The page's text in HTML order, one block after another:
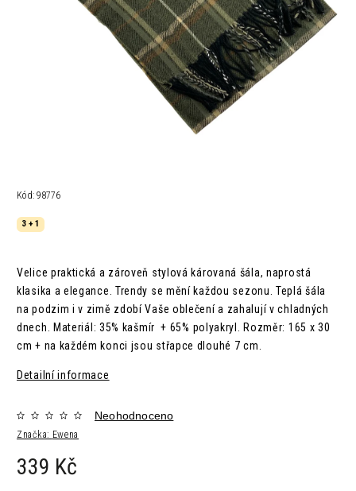
Kód: 98776
3 + 1
Velice praktická a zároveň stylová károvaná šála, naprostá
klasika a elegance. Trendy se mění každou sezonu. Teplá šála
na podzim i v zimě zdobí Vaše oblečení a zahalují v chladných
dnech.
Materiál: 35% kašmír + 65% polyakryl.
Rozměr: 165 x 30
cm + na každém konci jsou střapce dlouhé 7 cm.
Detailní informace
Značka: Ewena
Neohodnoceno
339 Kč